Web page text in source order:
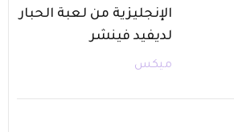
الإنجليزية من لعبة الحبار
لديفيد فينشر
ميكس